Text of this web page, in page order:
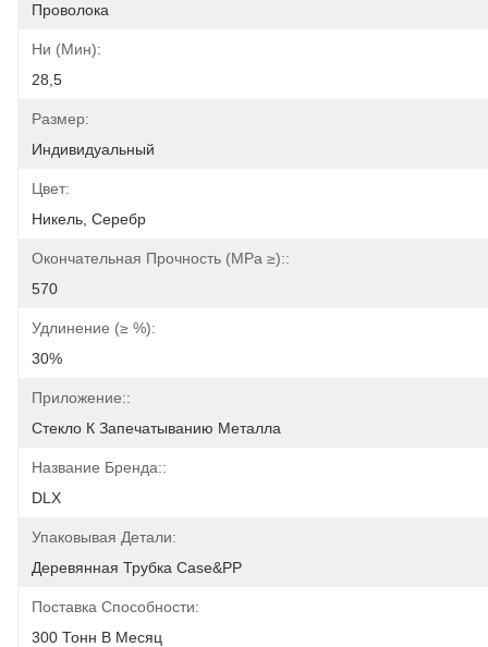
Проволока
Ни (мин):
28,5
Размер:
Индивидуальный
Цвет:
Никель, Серебр
Окончательная Прочность (MPa ≥)::
570
Удлинение (≥ %):
30%
Приложение::
Стекло К Запечатыванию Металла
Название Бренда::
DLX
Упаковывая Детали:
Деревянная Трубка Case&PP
Поставка Способности:
300 Тонн В Месяц